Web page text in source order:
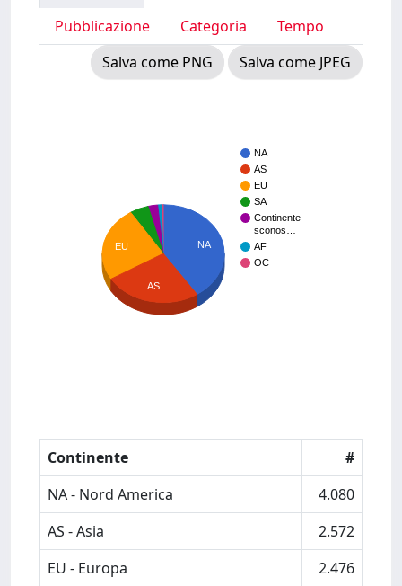
Pubblicazione
Categoria
Tempo
Salva come PNG
Salva come JPEG
NA
AS
EU
SA
Continente
sconos…
AF
OC
NA
EU
AS
Continente
#
NA - Nord America
4.080
AS - Asia
2.572
EU - Europa
2.476